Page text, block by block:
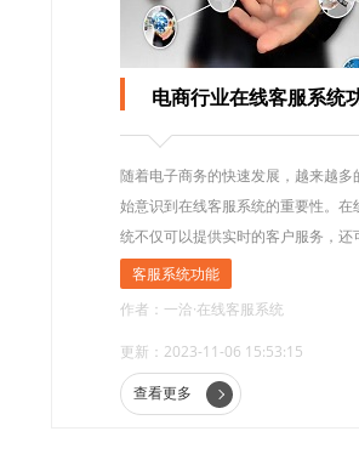
电商行业在线客服系统
随着电子商务的快速发展，越来越多
始意识到在线客服系统的重要性。在
统不仅可以提供实时的客户服务，还
客户满意度，增加销售额。本文将介
客服系统功能
作者：一洽·在线客服系统
更新：2023-11-06 15:53:15
查看更多